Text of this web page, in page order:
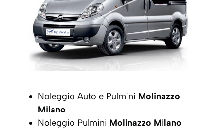
Noleggio Auto e Pulmini Molinazzo
Milano
Noleggio Pulmini Molinazzo Milano